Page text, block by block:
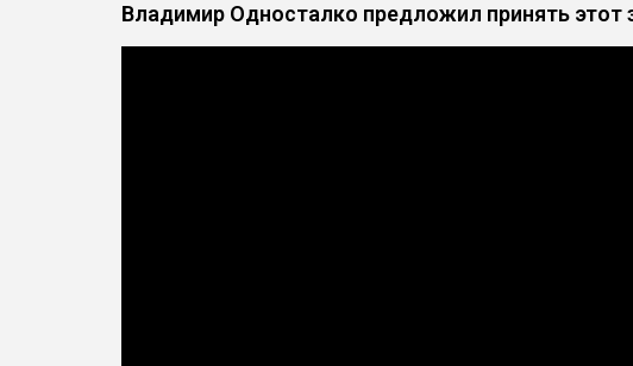
Владимир Односталко предложил принять этот